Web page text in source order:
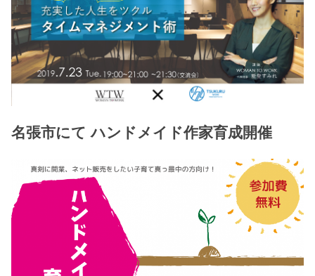
名張市にて ハンドメイド作家育成開催